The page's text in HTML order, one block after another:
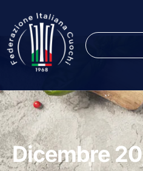
Dicembre